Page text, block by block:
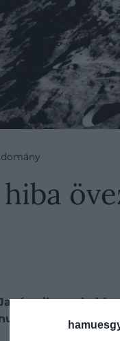
sikeres
19-én. És bár